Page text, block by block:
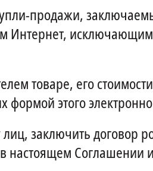
продажи,
Интернет,
товаре, его
этого
заключить договор
Соглашении